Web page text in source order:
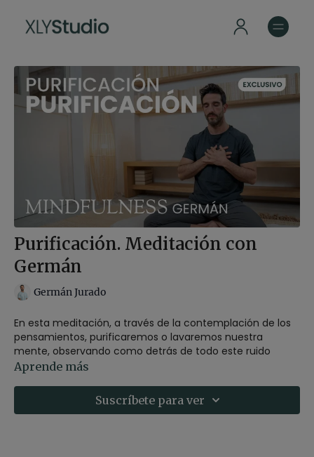
Purificación. Meditación con
Germán
Germán Jurado
En esta meditación, a través de la contemplación de los
pensamientos, purificaremos o lavaremos nuestra
mente, observando como detrás de todo este ruido
creado por los pensamientos, siempre hay una quietud y
Recomendaciones:puedes realizar esta meditación,
Aprende más
Suscríbete para ver